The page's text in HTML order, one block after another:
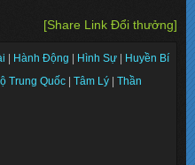
[Share Link Đổi thưởng]
Hành Động Hình Sự
Huyền Bí
Trung Quốc Tâm Lý
Thần